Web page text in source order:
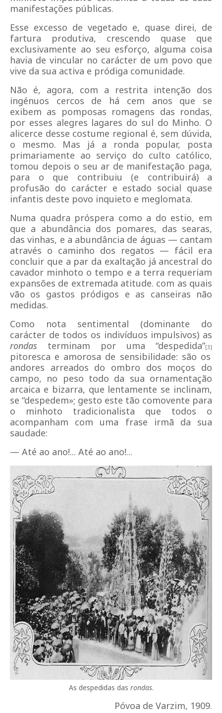
manifestações públicas.
Esse excesso de vegetado e, quase direi, de
fartura produtiva, crescendo quase que
exclusivamente ao seu esforço, alguma coisa
havia de vincular no carácter de um povo que
vive da sua activa e pródiga comunidade.
Não é, agora, com a restrita intenção dos
ingénuos cercos de há cem anos que se
exibem as pomposas romagens das rondas,
por esses alegres lagares do sul do Minho. O
alicerce desse costume regional é, sem dúvida,
o mesmo. Mas já a ronda popular, posta
primariamente ao serviço do culto católico,
tomou depois o seu ar de manifestação paga,
para o que contribuiu (e contribuirá) a
profusão do carácter e estado social quase
infantis deste povo inquieto e meglomata.
Numa quadra próspera como a do estio, em
que a abundância dos pomares, das searas,
das vinhas, e a abundância de águas — cantam
através o caminho dos regatos — fácil era
concluir que a par da exaltação já ancestral do
cavador minhoto o tempo e a terra requeriam
expansões de extremada atitude. com as quais
vão os gastos pródigos e as canseiras não
medidas.
Como nota sentimental (dominante do
carácter de todos os indivíduos impulsivos) as
rondas terminam por uma “despedida”[3]
pitoresca e amorosa de sensibilidade: são os
andores arreados do ombro dos moços do
campo, no peso todo da sua ornamentação
arcaica e bizarra, que lentamente se inclinam,
se “despedem»; gesto este tão comovente para
o minhoto tradicionalista que todos o
acompanham com uma frase irmã da sua
saudade:
— Até ao ano!... Até ao ano!...
As despedidas das rondas.
Póvoa de Varzim, 1909.